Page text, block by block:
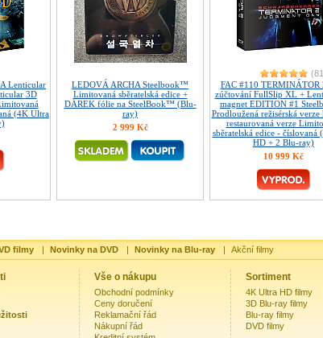
Lenticular
3D
(4K Ultra
LEDOVÁ ARCHA Steelbook™
Limitovaná sběratelská edice +
DÁREK fólie na SteelBook™ (Blu-
ray)
2 999 Kč
FAC #110 TERMINÁTOR
zúčtování FullSlip XL +
magnet EDITION #1
Prodloužená režisérská
restaurovaná verze
sběratelská edice - číslovaná
HD + 2 Blu-ray)
10 999 Kč
filmy | Novinky na DVD | Novinky na Blu-ray | Akční filmy
Vše o nákupu
Obchodní podmínky
Ceny doručení
Reklamační řád
Nákupní řád
Sortiment
4K Ultra HD filmy
3D Blu-ray filmy
Blu-ray filmy
DVD filmy